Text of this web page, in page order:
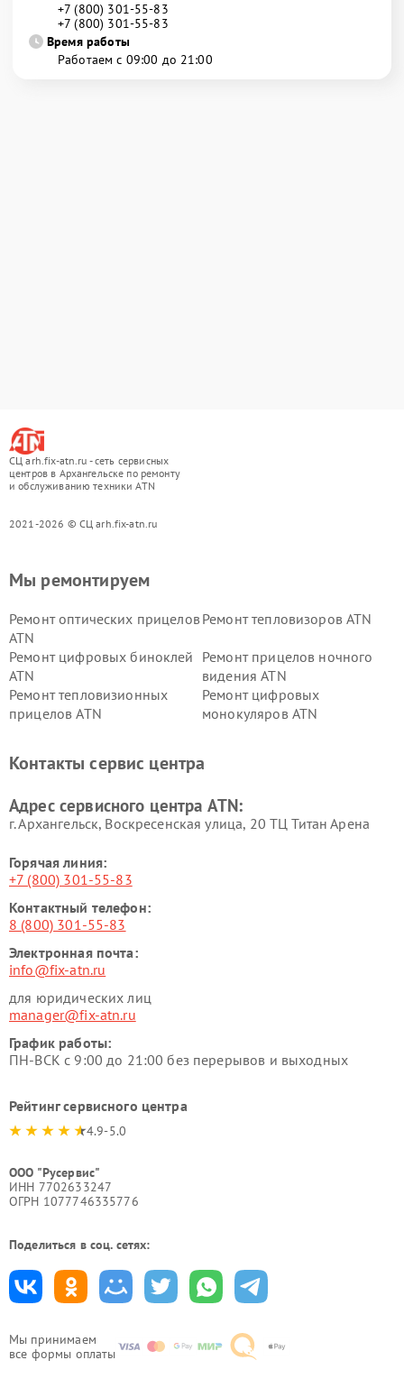
+7 (800) 301-55-83
+7 (800) 301-55-83
Время работы
Работаем с 09:00 до 21:00
СЦ arh.fix-atn.ru - сеть сервисных
центров в Архангельске по ремонту
и обслуживанию техники ATN
2021-2026 © СЦ arh.fix-atn.ru
Мы принимаем
все формы оплаты
Мы ремонтируем
Ремонт оптических прицелов
ATN
Ремонт тепловизоров ATN
Ремонт цифровых биноклей
ATN
Ремонт прицелов ночного
видения ATN
Ремонт тепловизионных
прицелов ATN
Ремонт цифровых
монокуляров ATN
Контакты сервис центра
Адрес сервисного центра ATN:
г. Архангельск, Воскресенская улица, 20 ТЦ Титан Арена
Горячая линия:
+7 (800) 301-55-83
Контактный телефон:
8 (800) 301-55-83
Электронная почта:
info@fix-atn.ru
для юридических лиц
manager@fix-atn.ru
График работы:
ПН-ВСК с 9:00 до 21:00 без перерывов и выходных
Рейтинг сервисного центра
4.9-5.0
ООО "Русервис"
ИНН 7702633247
ОГРН 1077746335776
Поделиться в соц. сетях: